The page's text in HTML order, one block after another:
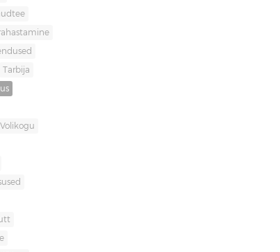
Tarbija
Volikogu